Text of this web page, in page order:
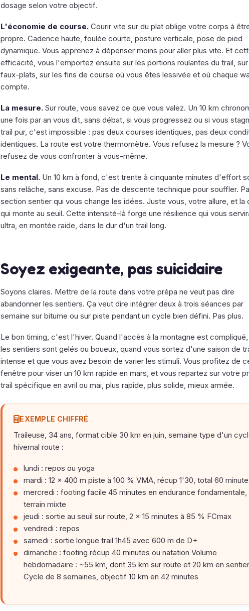
dosage selon votre objectif.
L'économie de course. Courir vite sur du plat oblige votre corps à
propre. Cadence haute, foulée courte, posture verticale, pose de pied
dynamique. Vous apprenez à dépenser moins pour aller plus vite. Et
efficacité, vous l'emportez ensuite sur les portions roulantes du trail,
faux-plats, sur les fins de course où vous êtes lessivée et où chaque
compte.
La mesure. Sur route, vous savez ce que vous valez. Un 10 km
une fois par an vous dit, sans débat, si vous progressez ou si vous
trail pur, c'est impossible : pas deux courses identiques, pas deux
identiques. La route est votre thermomètre. Vous refusez la mesure ?
refusez de vous confronter à vous-même.
Le mental. Un 10 km à fond, c'est trente à cinquante minutes d'effort
sans relâche, sans excuse. Pas de descente technique pour souffler.
section sentier qui vous change les idées. Juste vous, votre allure, et la
qui monte au seuil. Cette intensité-là forge une résilience qui vous
ultra, en montée raide, dans le dur d'un trail long.
Soyez exigeante, pas suicidaire
Soyons claires. Mettre de la route dans votre prépa ne veut pas dire
abandonner les sentiers. Ça veut dire intégrer deux à trois séances par
semaine sur bitume ou sur piste pendant un cycle bien défini. Pas plus.
Le bon timing, c'est l'hiver. Quand l'accès à la montagne est compliqué,
les sentiers sont gelés ou boueux, quand vous sortez d'une saison de
intense et que vous avez besoin de varier les stimuli. Vous profitez de
fenêtre pour viser un 10 km rapide en mars, et vous repartez sur votre
trail spécifique en avril ou mai, plus rapide, plus solide, mieux armée.
EXEMPLE CHIFFRÉ
Traileuse, 34 ans, format cible 30 km en juin, semaine type d'un
hivernal route :
lundi : repos ou yoga
mardi : 12 × 400 m piste à 100 % VMA, récup 1'30, total 60
mercredi : footing facile 45 minutes en endurance fondamentale,
terrain mixte
jeudi : sortie au seuil sur route, 2 × 15 minutes à 85 % FCmax
vendredi : repos
samedi : sortie longue trail 1h45 avec 600 m de D+
dimanche : footing récup 40 minutes ou natation Volume
hebdomadaire : ~55 km, dont 35 km sur route et 20 km en sentier
Cycle de 8 semaines, objectif 10 km en 42 minutes